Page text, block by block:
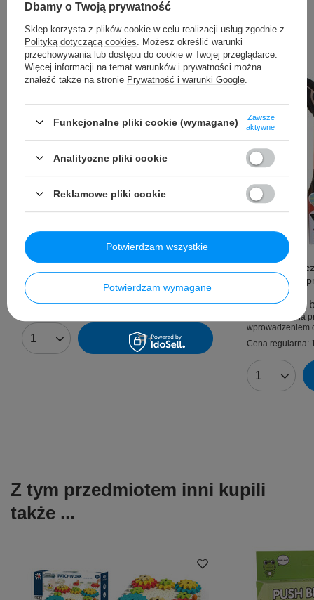
Inni kupili także ...
KOT Linia filmowa Czarny Kot, lalka
99,99 PLNbrutto / szt.
Ilość produktów
Okazja
BING
Interaktywna
139,99 PLN
Najniższa cena
wprowadzeniem
Cena regularna:
Ilość
Z tym przedmiotem inni kupili
także ...
Dbamy o Twoją prywatność
Sklep korzysta z plików cookie w celu realizacji usług zgodnie z
Polityką dotyczącą cookies . Możesz określić warunki
przechowywania lub dostępu do cookie w Twojej przeglądarce.
Więcej informacji na temat warunków i prywatności można
znaleźć także na stronie Prywatność i warunki Google
Funkcjonalne pliki cookie (wymagane)
Zawsze
aktywne
Analityczne pliki cookie
Reklamowe pliki cookie
Potwierdzam wymagane
Potwierdzam wszystkie